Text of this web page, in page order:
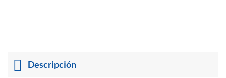
Descripción